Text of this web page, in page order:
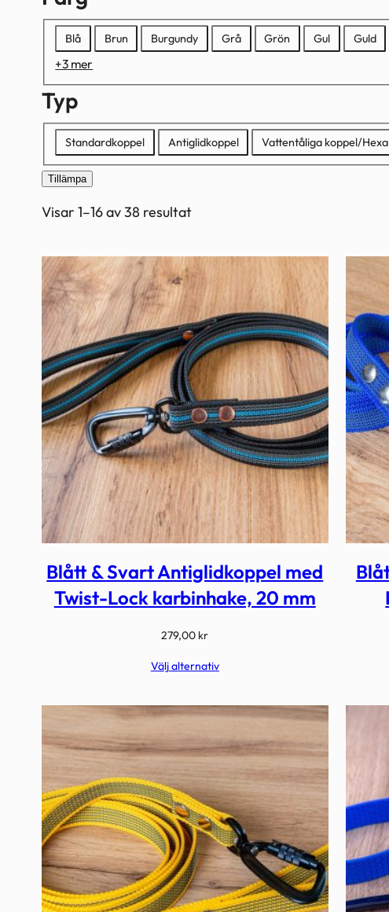
Färg
Blå Brun Burgundy Grå Grön Gul Guld
+3 mer
Typ
Typ
Standardkoppel Antiglidkoppel Vattentåliga koppel/Hexa
Tillämpa
Visar 1–16 av 38 resultat
Blått & Svart Antiglidkoppel med
Twist-Lock karbinhake, 20 mm
279,00 kr
Välj alternativ